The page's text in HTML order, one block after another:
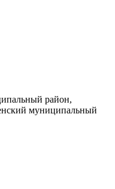
район,
муниципальный